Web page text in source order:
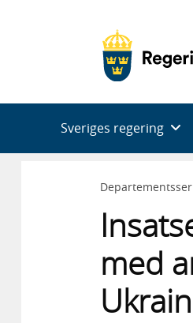
Sveriges regering
med